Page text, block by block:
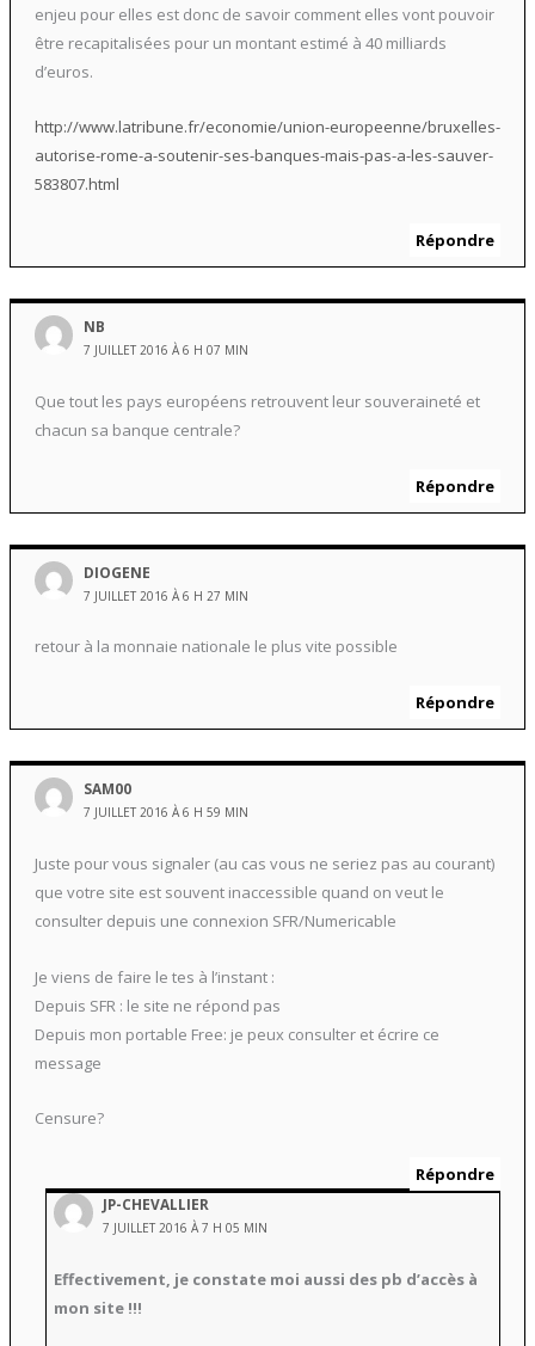
enjeu pour elles est donc de savoir comment elles vont pouvoir
être recapitalisées pour un montant estimé à 40 milliards
d’euros.
http://www.latribune.fr/economie/union-europeenne/bruxelles-
autorise-rome-a-soutenir-ses-banques-mais-pas-a-les-sauver-
583807.html
Répondre
NB
7 JUILLET 2016 À 6 H 07 MIN
Que tout les pays européens retrouvent leur souveraineté et
chacun sa banque centrale?
Répondre
DIOGENE
7 JUILLET 2016 À 6 H 27 MIN
retour à la monnaie nationale le plus vite possible
Répondre
SAM00
7 JUILLET 2016 À 6 H 59 MIN
Juste pour vous signaler (au cas vous ne seriez pas au courant)
que votre site est souvent inaccessible quand on veut le
consulter depuis une connexion SFR/Numericable
Je viens de faire le tes à l’instant :
Depuis SFR : le site ne répond pas
Depuis mon portable Free: je peux consulter et écrire ce
message
Censure?
Répondre
JP-CHEVALLIER
7 JUILLET 2016 À 7 H 05 MIN
Effectivement, je constate moi aussi des pb d’accès à
mon site !!!